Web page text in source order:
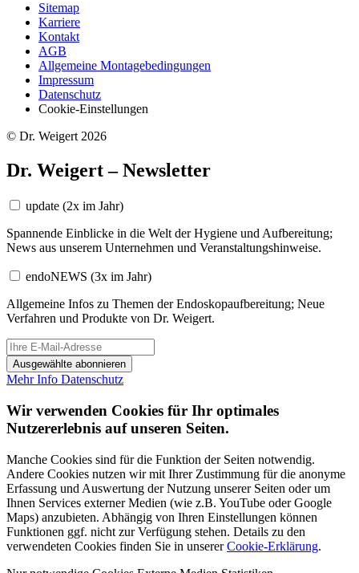
Sitemap
Karriere
Kontakt
AGB
Allgemeine Montagebedingungen
Impressum
Datenschutz
Cookie-Einstellungen
© Dr. Weigert 2026
Dr. Weigert – Newsletter
update (2x im Jahr)
Spannende Einblicke in die Welt der Hygiene und Aufbereitung;
News aus unserem Unternehmen und Veranstaltungshinweise.
endoNEWS (3x im Jahr)
Allgemeine Infos zu Themen der Endoskopaufbereitung; Neue
Verfahren und Produkte von Dr. Weigert.
Ausgewählte abonnieren
Mehr Info Datenschutz
Wir verwenden Cookies für Ihr optimales
Nutzererlebnis auf unseren Seiten.
Manche Cookies sind für die Funktion der Seiten notwendig.
Andere Cookies nutzen wir mit Ihrer Zustimmung für die anonyme
Erfassung und Auswertung der Nutzung unserer Seiten oder um
Ihnen Services externer Medien (wie z.B. YouTube oder Google
Maps) anzubieten. Abhängig von Ihren Einstellungen können
Funktionen ggf. nicht zur Verfügung stehen. Details zu den
verwendeten Cookies finden Sie in unsererCookie-Erklärung.